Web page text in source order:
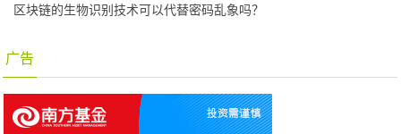
区块链的生物识别技术可以代替密码乱象吗？
广告